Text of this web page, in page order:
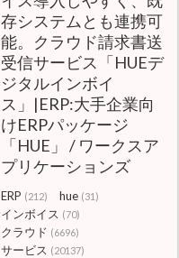
存システムとも連携可
能。クラウド請求書送
受信サービス「HUEデ
ジタルインボイ
ス」|ERP:大手企業向
けERPパッケージ
「HUE」 / ワークスア
プリケーションズ
ERP (212) hue (31)
インボイス (70)
クラウド (6696)
サービス (20137)